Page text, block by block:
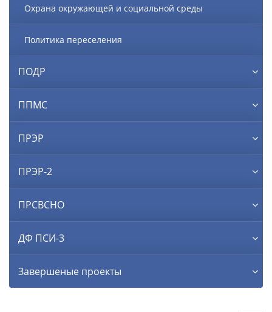
Охрана окружающей и социальной среды
Политика переселения
ПОДР
ППМС
ПРЭР
ПРЭР-2
ПРСВСНО
ДФ ПСИ-3
Завершеные проекты